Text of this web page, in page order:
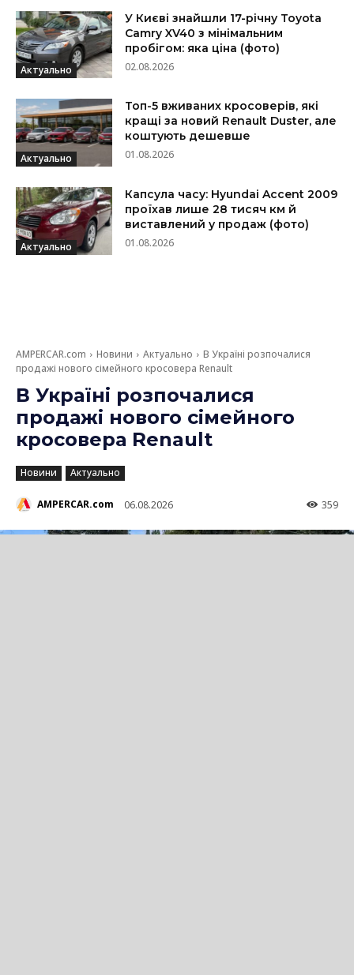
Актуально
У Києві знайшли 17-річну Toyota
Camry XV40 з мінімальним
пробігом: яка ціна (фото)
02.08.2026
Актуально
Топ-5 вживаних кросоверів, які
кращі за новий Renault Duster, але
коштують дешевше
01.08.2026
Актуально
Капсула часу: Hyundai Accent 2009
проїхав лише 28 тисяч км й
виставлений у продаж (фото)
01.08.2026